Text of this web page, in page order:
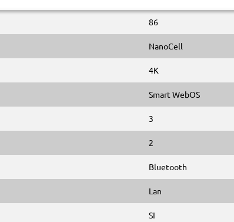
86
NanoCell
4K
Smart WebOS
3
2
Bluetooth
Lan
SI